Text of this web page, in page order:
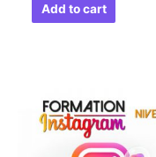
Add to cart